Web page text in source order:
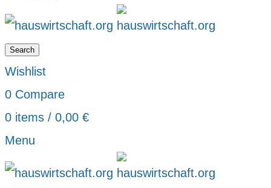
Search
Wishlist
0 Compare
0 items / 0,00 €
Menu